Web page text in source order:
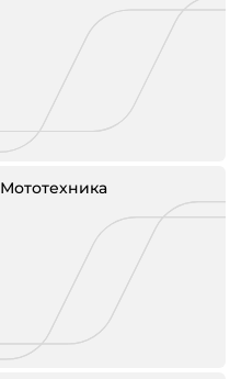
Мототехника